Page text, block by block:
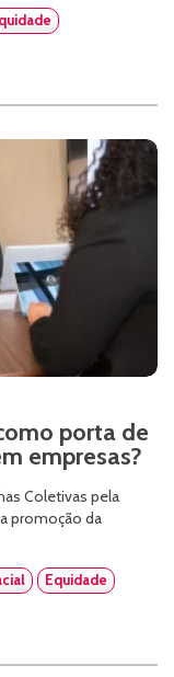
porta de
empresas?
Coletivas pela
promoção da
Equidade